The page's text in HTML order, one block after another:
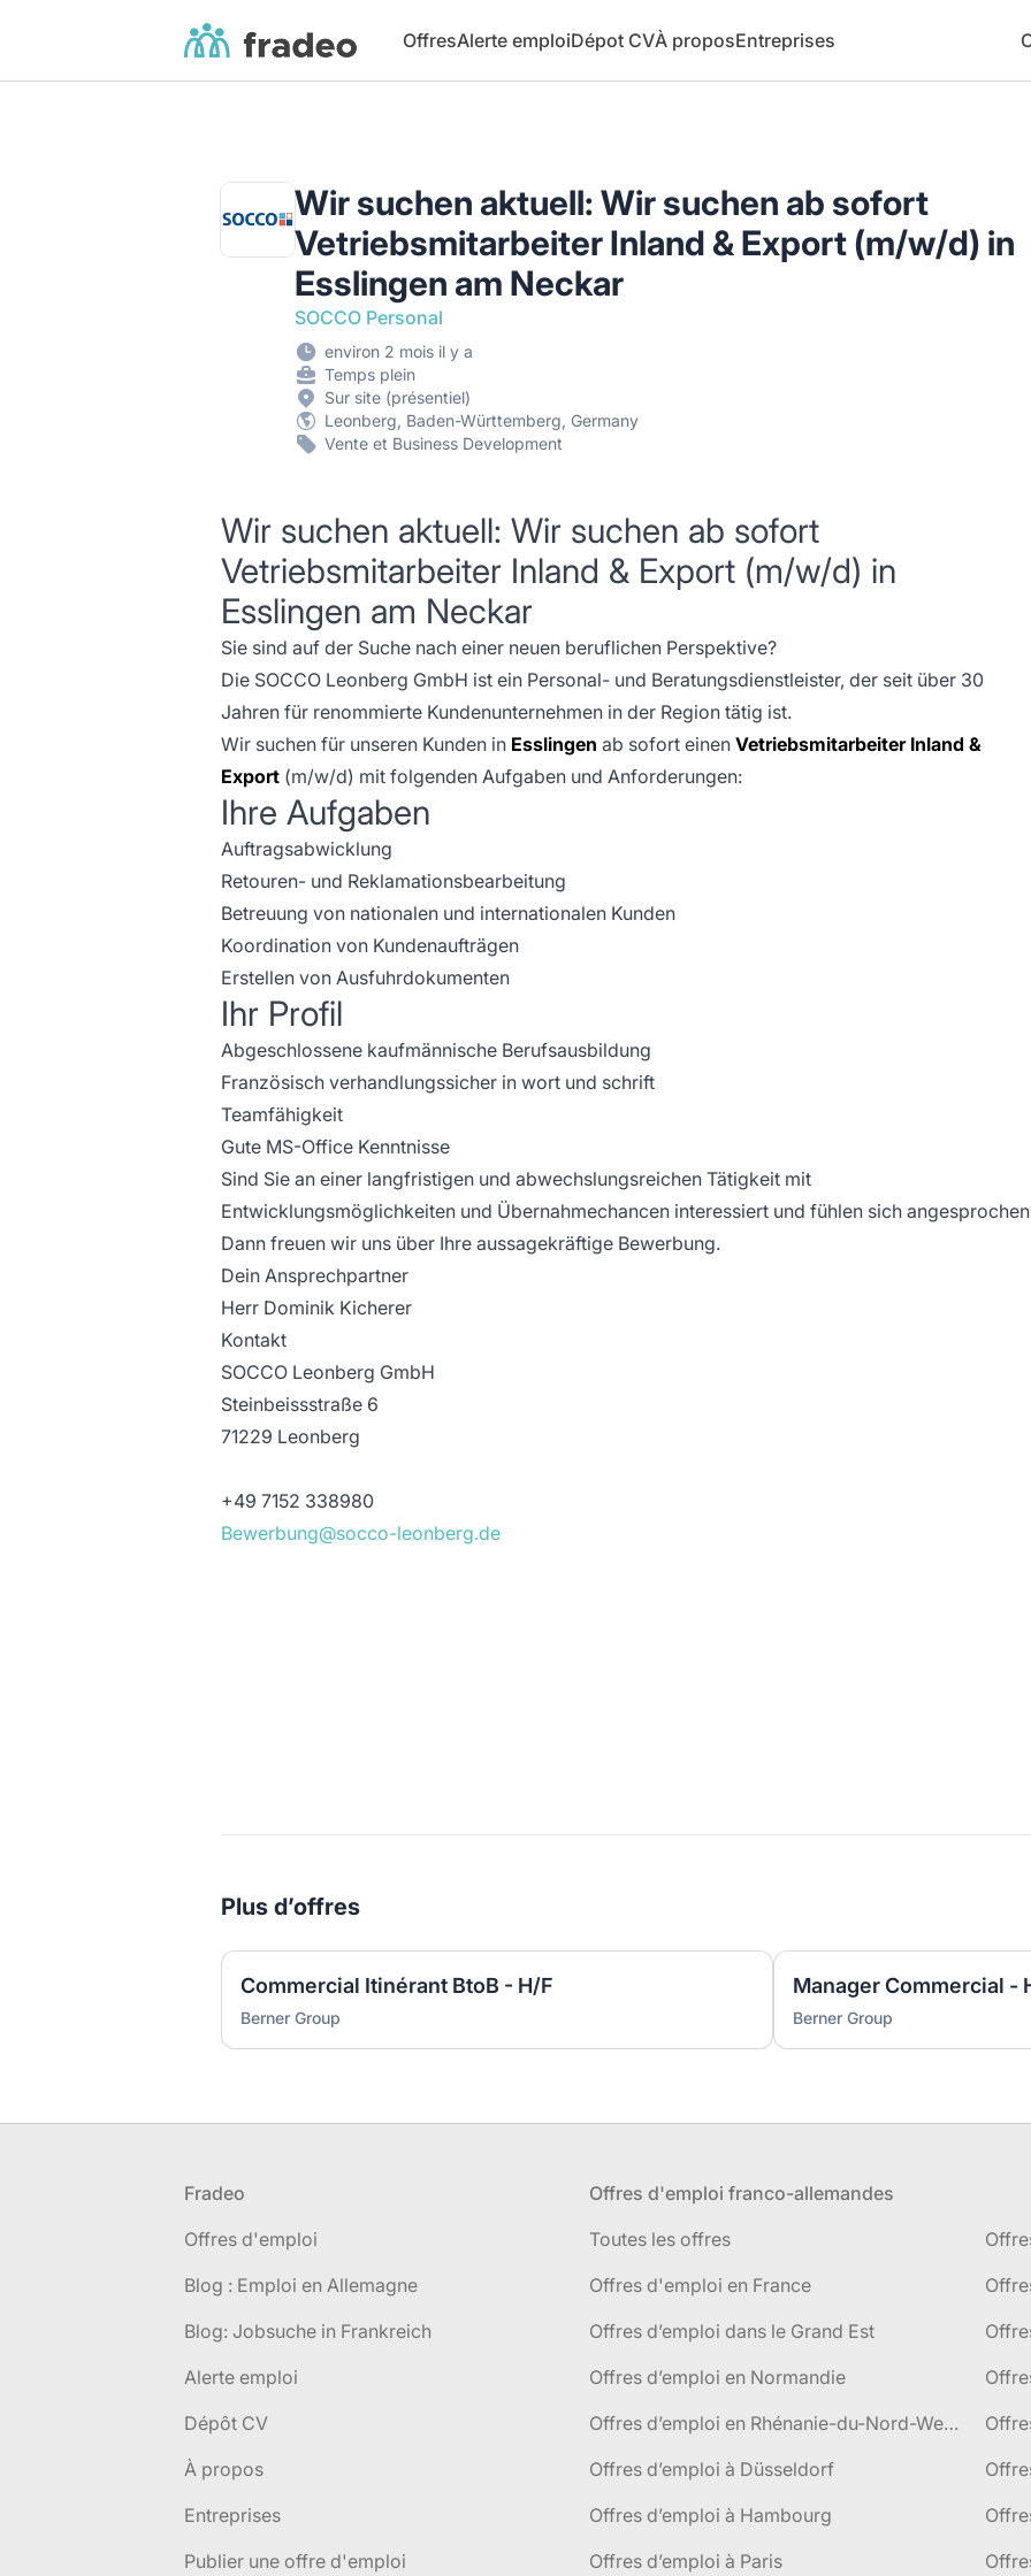
Fradeo OffresAlerte emploiDépot CVÀ proposEntreprises
Wir suchen aktuell: Wir suchen ab sofort
Vetriebsmitarbeiter Inland & Export (m/w/d) in
Esslingen am Neckar
SOCCO Personal
environ 2 mois il y a
Temps plein
Sur site (présentiel)
Leonberg, Baden-Württemberg, Germany
Vente et Business Development
Wir suchen aktuell: Wir suchen ab sofort
Vetriebsmitarbeiter Inland & Export (m/w/d) in
Esslingen am Neckar
Sie sind auf der Suche nach einer neuen beruflichen Perspektive?
Die SOCCO Leonberg GmbH ist ein Personal- und Beratungsdienstleister, der seit über 30
Jahren für renommierte Kundenunternehmen in der Region tätig ist.
Wir suchen für unseren Kunden in Esslingen ab sofort einen Vetriebsmitarbeiter Inland &
Export (m/w/d) mit folgenden Aufgaben und Anforderungen:
Ihre Aufgaben
Auftragsabwicklung
Retouren- und Reklamationsbearbeitung
Betreuung von nationalen und internationalen Kunden
Koordination von Kundenaufträgen
Erstellen von Ausfuhrdokumenten
Ihr Profil
Abgeschlossene kaufmännische Berufsausbildung
Französisch verhandlungssicher in wort und schrift
Teamfähigkeit
Gute MS-Office Kenntnisse
Sind Sie an einer langfristigen und abwechslungsreichen Tätigkeit mit
Entwicklungsmöglichkeiten und Übernahmechancen interessiert und fühlen sich
Dann freuen wir uns über Ihre aussagekräftige Bewerbung.
Dein Ansprechpartner
Herr Dominik Kicherer
Kontakt
SOCCO Leonberg GmbH
Steinbeissstraße 6
71229 Leonberg
+49 7152 338980
Bewerbung@socco-leonberg.de
Plus d’offres
Commercial Itinérant BtoB - H/F
Berner Group
Manager Commercial -
Berner Group
Fradeo
Offres d'emploi
Blog : Emploi en Allemagne
Blog: Jobsuche in Frankreich
Alerte emploi
Dépôt CV
À propos
Entreprises
Publier une offre d'emploi
Offres d'emploi franco-allemandes
Toutes les offres
Offres d'emploi en France
Offres d’emploi dans le Grand Est
Offres d’emploi en Normandie
Offres d’emploi en Rhénanie-du-Nord-Westphalie
Offres d’emploi à Düsseldorf
Offres d’emploi à Hambourg
Offres d’emploi à Paris